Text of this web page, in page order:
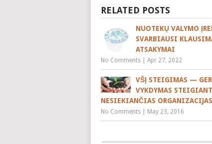
RELATED POSTS
NUOTEKŲ VALYMO
SVARBIAUSI
ATSAKYMAI
No Comments Apr 27, 2022
VŠĮ STEIGIMAS —
VYKDYMAS
NESIEKIANČIAS ORGANIZACIJAS
No Comments May 23, 2016